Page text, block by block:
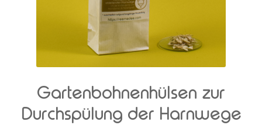
Gartenbohnenhülsen zur
Durchspülung der Harnwege